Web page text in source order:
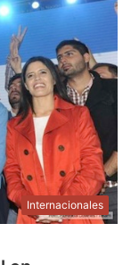
Internacionales